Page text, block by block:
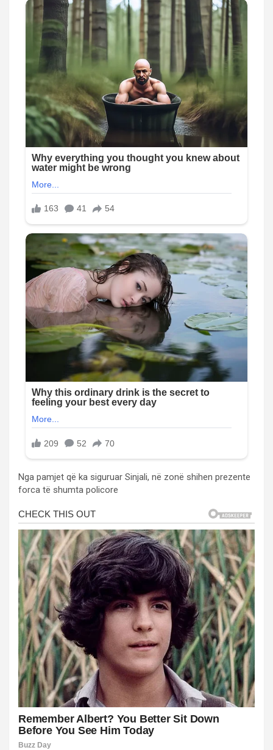
Nga pamjet që ka siguruar Sinjali, në zonë shihen prezente
forca të shumta policore